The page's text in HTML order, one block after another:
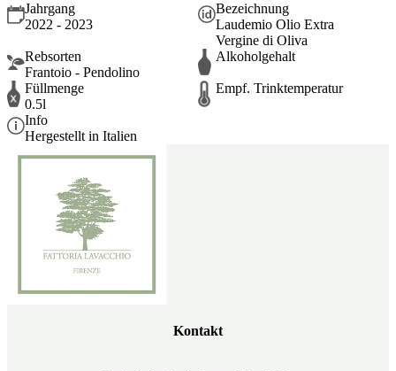
Jahrgang
2022 - 2023
Bezeichnung
Laudemio Olio Extra
Vergine di Oliva
Rebsorten
Frantoio - Pendolino
Alkoholgehalt
Füllmenge
0.5l
Empf. Trinktemperatur
Info
Hergestellt in Italien
Kontakt